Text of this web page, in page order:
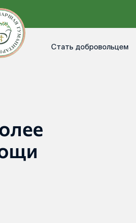
Стать добровольцем